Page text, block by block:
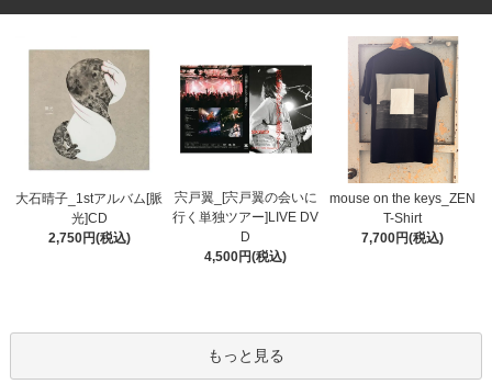
大石晴子_1stアルバム[脈
光]CD
2,750円(税込)
宍戸翼_[宍戸翼の会いに
行く単独ツアー]LIVE DV
D
4,500円(税込)
mouse on the keys_ZEN
T-Shirt
7,700円(税込)
もっと見る